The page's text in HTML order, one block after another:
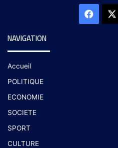
NAVIGATION
Accueil
POLITIQUE
ECONOMIE
SOCIETE
SPORT
CULTURE